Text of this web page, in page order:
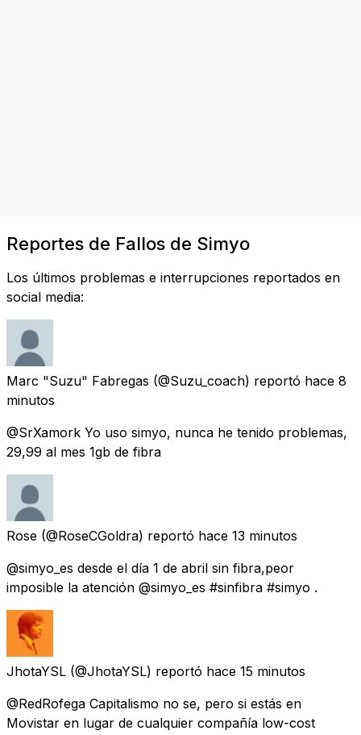
Reportes de Fallos de Simyo
Los últimos problemas e interrupciones reportados en
social media:
Marc "Suzu" Fabregas (@Suzu_coach) reportó hace 8
minutos
@SrXamork Yo uso simyo, nunca he tenido problemas,
29,99 al mes 1gb de fibra
Rose (@RoseCGoldra) reportó hace 13 minutos
@simyo_es desde el día 1 de abril sin fibra,peor
imposible la atención @simyo_es #sinfibra #simyo .
JhotaYSL (@JhotaYSL) reportó hace 15 minutos
@RedRofega Capitalismo no se, pero si estás en
Movistar en lugar de cualquier compañía low-cost